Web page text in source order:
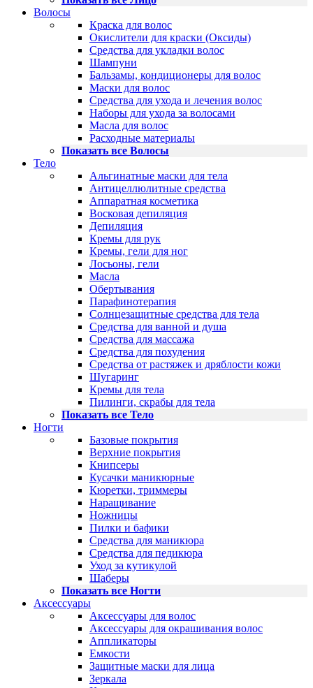
Волосы
Краска для волос
Окислители для краски (Оксиды)
Средства для укладки волос
Шампуни
Бальзамы, кондиционеры для волос
Маски для волос
Средства для ухода и лечения волос
Наборы для ухода за волосами
Масла для волос
Расходные материалы
Показать все Волосы
Тело
Альгинатные маски для тела
Антицеллюлитные средства
Аппаратная косметика
Восковая депиляция
Депиляция
Кремы для рук
Кремы, гели для ног
Лосьоны, гели
Масла
Обертывания
Парафинотерапия
Солнцезащитные средства для тела
Средства для ванной и душа
Средства для массажа
Средства для похудения
Средства от растяжек и дряблости кожи
Шугаринг
Кремы для тела
Пилинги, скрабы для тела
Показать все Тело
Ногти
Базовые покрытия
Верхние покрытия
Книпсеры
Кусачки маникюрные
Кюретки, триммеры
Наращивание
Ножницы
Пилки и бафики
Средства для маникюра
Средства для педикюра
Уход за кутикулой
Шаберы
Показать все Ногти
Аксессуары
Аксессуары для волос
Аксессуары для окрашивания волос
Аппликаторы
Емкости
Защитные маски для лица
Зеркала